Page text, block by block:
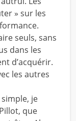
» sur les
seuls, sans
dans les
d’acquérir.
les autres
je
que